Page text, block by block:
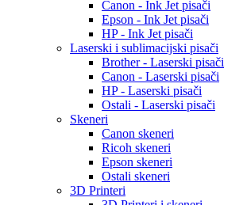
Canon - Ink Jet pisači
Epson - Ink Jet pisači
HP - Ink Jet pisači
Laserski i sublimacijski pisači
Brother - Laserski pisači
Canon - Laserski pisači
HP - Laserski pisači
Ostali - Laserski pisači
Skeneri
Canon skeneri
Ricoh skeneri
Epson skeneri
Ostali skeneri
3D Printeri